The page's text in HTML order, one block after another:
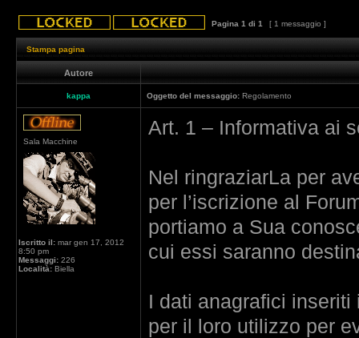
Pagina 1 di 1 [ 1 messaggio ]
Stampa pagina
Autore
kappa Oggetto del messaggio: Regolamento
Sala Macchine
Iscritto il: mar gen 17, 2012
8:50 pm
Messaggi: 226
Località: Biella
Art. 1 – Informativa ai
Nel ringraziarLa per
per l’iscrizione al
portiamo a Sua
cui essi saranno
I dati anagrafici
per il loro utilizzo per